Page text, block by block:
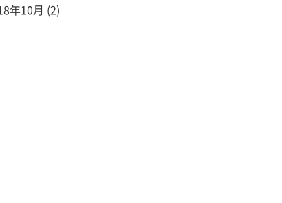
年10月 (2)